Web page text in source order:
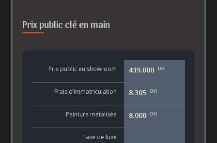
Prix public clé en main
Prix public en showroom 439.000 DH
Frais d’immatriculation 8.305 DH
Peinture métalisée 8.000 DH
Taxe de luxe -